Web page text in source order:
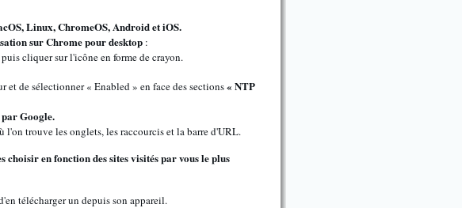
Linux, ChromeOS, Android et iOS.
sur Chrome pour desktop :
cliquer sur l'icône en forme de crayon.
et de sélectionner « Enabled » en face des sections« NTP
Google.
l'on trouve les onglets, les raccourcis et la barre d'URL.
choisir en fonction des sites visités par vous le plus
télécharger un depuis son appareil.